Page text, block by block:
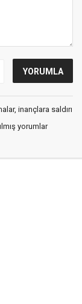
inançlara saldırı
yorumlar